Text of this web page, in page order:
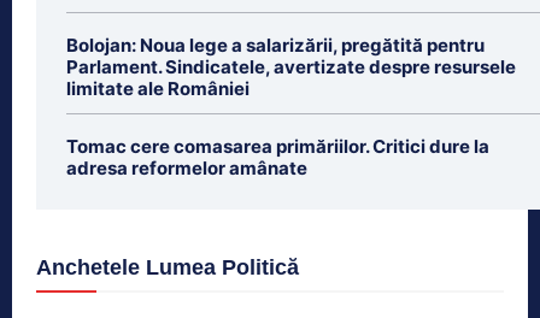
Bolojan: Noua lege a salarizării, pregătită pentru
Parlament. Sindicatele, avertizate despre resursele
limitate ale României
Tomac cere comasarea primăriilor. Critici dure la
adresa reformelor amânate
Anchetele Lumea Politică